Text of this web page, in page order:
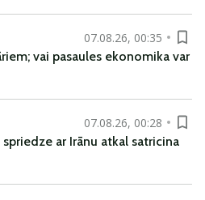
07.08.26, 00:35
vai pasaules ekonomika var
07.08.26, 00:28
ar Irānu atkal satricina